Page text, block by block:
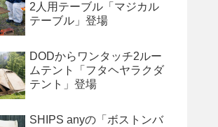
2人用テーブル「マジカル
テーブル」登場
DODからワンタッチ2ルー
ムテント「フタヘヤラクダ
テント」登場
SHIPS anyの「ボストンバ